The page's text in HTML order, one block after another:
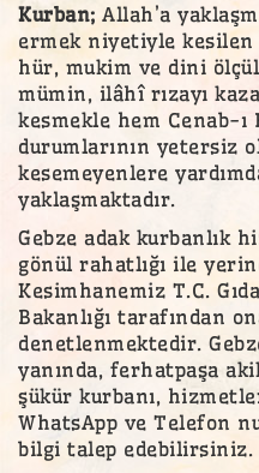
Kurban; Allah’a
ermek niyetiyle kesilen
hür, mukim ve dini
mümin, ilâhî rızayı
kesmekle hem Cenab-ı
durumlarının yetersiz
kesemeyenlere
yaklaşmaktadır.
Gebze adak kurbanlık
gönül rahatlığı ile
Kesimhanemiz T.C.
Bakanlığı tarafından
denetlenmektedir.
yanında, ferhatpaşa
şükür kurbanı,
WhatsApp ve Telefon
bilgi talep edebilirsiniz.